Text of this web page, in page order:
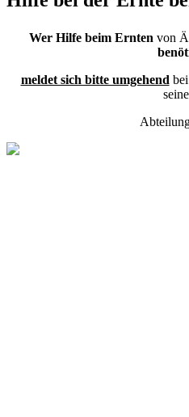
Wer Hilfe beim Ernten von
meldet sich bitte umgehend